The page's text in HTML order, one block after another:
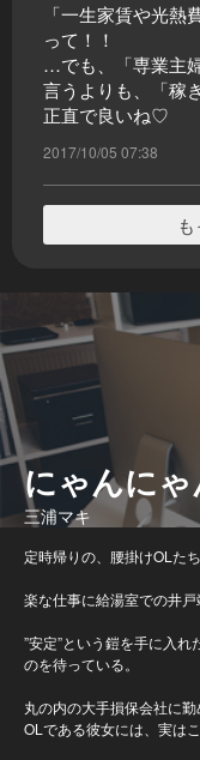
「一生家賃や光熱
って！！
…でも、「専業主
言うよりも、「稼
正直で良いね♡
2017/10/05 07:38
にゃんに
三浦マキ
定時帰りの、腰掛けOLたち
楽な仕事に給湯室での井戸
”安定”という鎧を手に入
のを待っている。
丸の内の大手損保会社に
OLである彼女には、実は